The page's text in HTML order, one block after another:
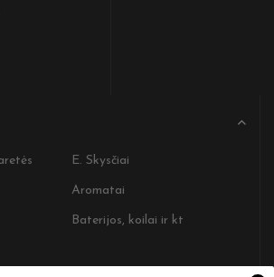
E. Skysčiai
Aromatai
Baterijos, koilai ir kt